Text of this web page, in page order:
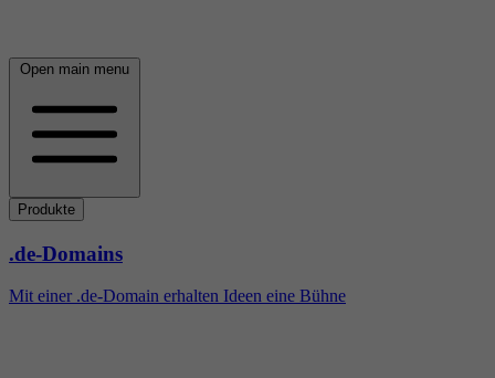
Open main menu
Produkte
.de-Domains
Mit einer .de-Domain erhalten Ideen eine Bühne